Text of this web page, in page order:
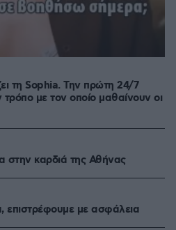
τη Sophia. Την πρώτη 24/7
με τον οποίο μαθαίνουν οι
στην καρδιά της Αθήνας
επιστρέφουμε με ασφάλεια